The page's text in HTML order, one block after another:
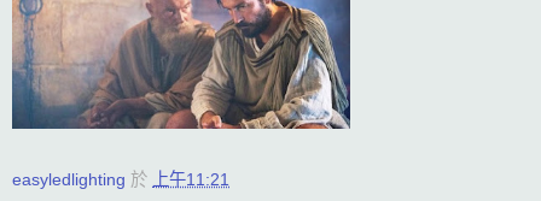
easyledlighting 於 上午11:21